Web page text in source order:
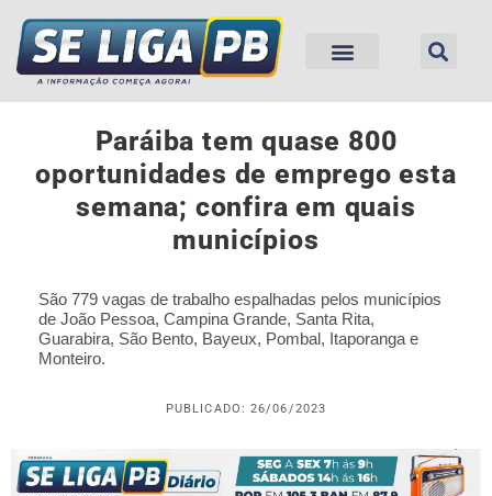
Paráiba tem quase 800
oportunidades de emprego esta
semana; confira em quais
municípios
São 779 vagas de trabalho espalhadas pelos municípios
de João Pessoa, Campina Grande, Santa Rita,
Guarabira, São Bento, Bayeux, Pombal, Itaporanga e
Monteiro.
PUBLICADO: 26/06/2023